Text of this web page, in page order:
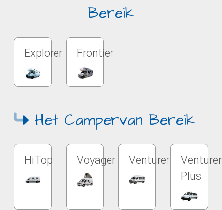
Bereik
Explorer Frontier
Het Campervan Bereik
HiTop Voyager Venturer
Venturer
Plus